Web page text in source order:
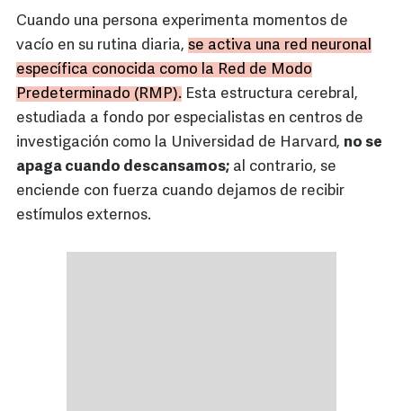
Cuando una persona experimenta momentos de
vacío en su rutina diaria, se activa una red neuronal
específica conocida como la Red de Modo
Predeterminado (RMP). Esta estructura cerebral,
estudiada a fondo por especialistas en centros de
investigación como la Universidad de Harvard, no se
apaga cuando descansamos; al contrario, se
enciende con fuerza cuando dejamos de recibir
estímulos externos.